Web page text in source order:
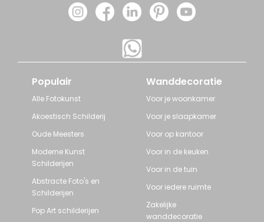
Populair
Alle Fotokunst
Akoestisch Schilderij
Oude Meesters
Moderne Kunst
Schilderijen
Abstracte Foto's en
Schilderijen
Pop Art schilderijen
Wanddecoratie
Voor je woonkamer
Voor je slaapkamer
Voor op kantoor
Voor in de keuken
Voor in de tuin
Voor iedere ruimte
Zakelijke
wanddecoratie